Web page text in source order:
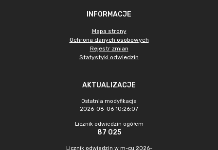
INFORMACJE
Mapa strony
Ochrona danych osobowych
Rejestr zmian
Statystyki odwiedzin
AKTUALIZACJE
Ostatnia modyfikacja
2026-08-06 10:26:07
Licznik odwiedzin ogółem
87 025
Licznik odwiedzin w m-cu 2026-